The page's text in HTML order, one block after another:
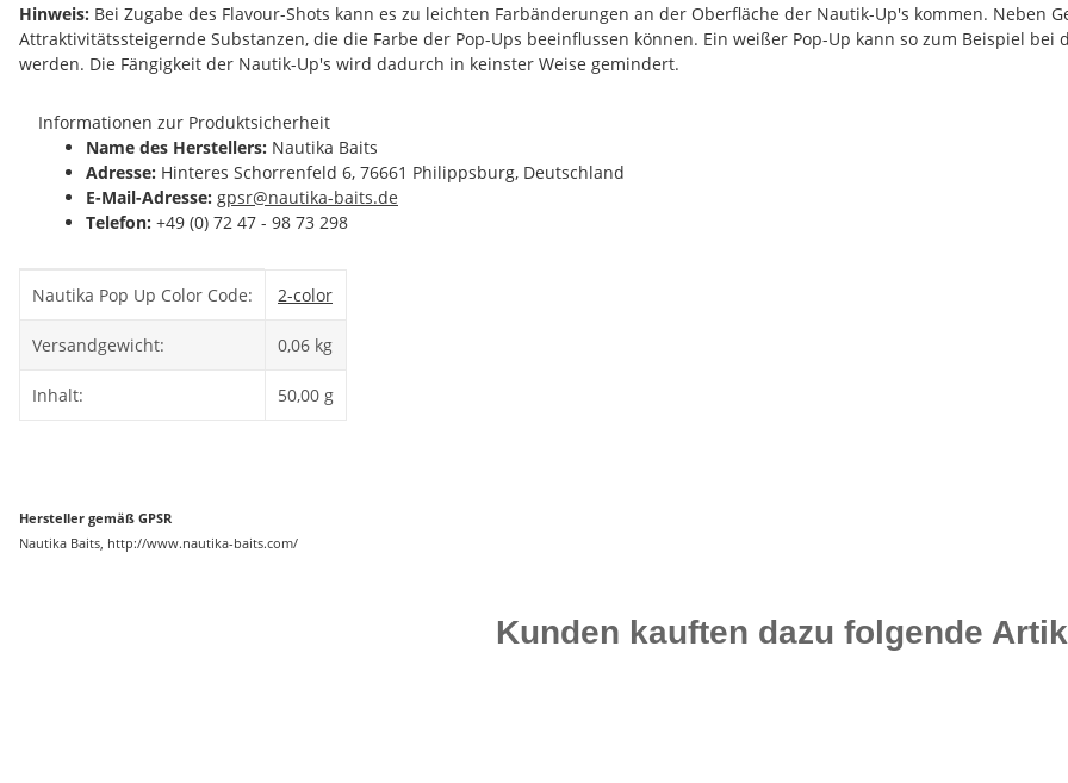
Hinweis: Bei Zugabe des Flavour-Shots kann es zu leichten Farbänderungen an der Oberfläche der Nautik-Up's kommen. Neben
Attraktivitätssteigernde Substanzen, die die Farbe der Pop-Ups beeinflussen können. Ein weißer Pop-Up kann so zum Beispiel
werden. Die Fängigkeit der Nautik-Up's wird dadurch in keinster Weise gemindert.
Informationen zur Produktsicherheit
Name des Herstellers: Nautika Baits
Adresse: Hinteres Schorrenfeld 6, 76661 Philippsburg, Deutschland
E-Mail-Adresse: gpsr@nautika-baits.de
Telefon: +49 (0) 72 47 - 98 73 298
Nautika Pop Up Color Code: 2-color
Versandgewicht: 0,06 kg
Inhalt: 50,00 g
Hersteller gemäß GPSR
Nautika Baits, http://www.nautika-baits.com/
Kunden kauften dazu folgende